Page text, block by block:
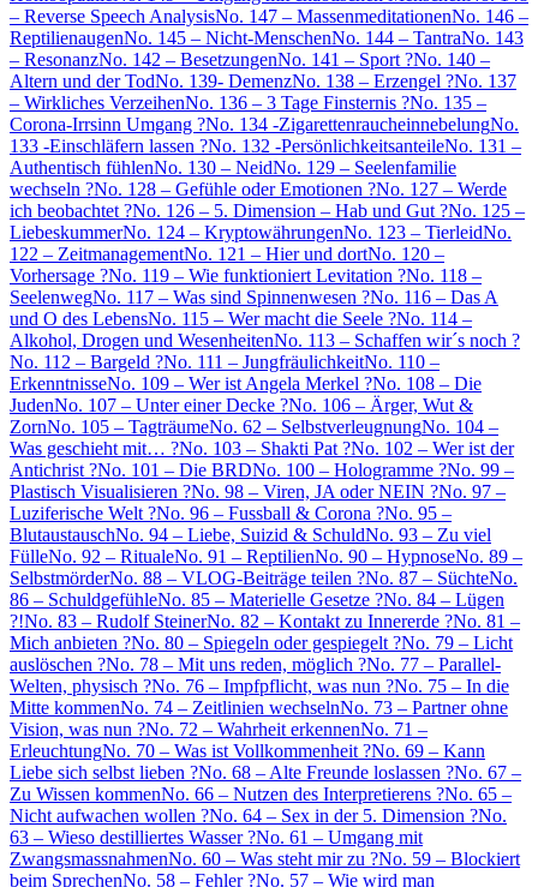
– Reverse Speech AnalysisNo. 147 – MassenmeditationenNo. 146 –
ReptilienaugenNo. 145 – Nicht-MenschenNo. 144 – TantraNo. 143
– ResonanzNo. 142 – BesetzungenNo. 141 – Sport ?No. 140 –
Altern und der TodNo. 139- DemenzNo. 138 – Erzengel ?No. 137
– Wirkliches VerzeihenNo. 136 – 3 Tage Finsternis ?No. 135 –
Corona-Irrsinn Umgang ?No. 134 -ZigarettenraucheinnebelungNo.
133 -Einschläfern lassen ?No. 132 -PersönlichkeitsanteileNo. 131 –
Authentisch fühlenNo. 130 – NeidNo. 129 – Seelenfamilie
wechseln ?No. 128 – Gefühle oder Emotionen ?No. 127 – Werde
ich beobachtet ?No. 126 – 5. Dimension – Hab und Gut ?No. 125 –
LiebeskummerNo. 124 – KryptowährungenNo. 123 – TierleidNo.
122 – ZeitmanagementNo. 121 – Hier und dortNo. 120 –
Vorhersage ?No. 119 – Wie funktioniert Levitation ?No. 118 –
SeelenwegNo. 117 – Was sind Spinnenwesen ?No. 116 – Das A
und O des LebensNo. 115 – Wer macht die Seele ?No. 114 –
Alkohol, Drogen und WesenheitenNo. 113 – Schaffen wir´s noch ?
No. 112 – Bargeld ?No. 111 – JungfräulichkeitNo. 110 –
ErkenntnisseNo. 109 – Wer ist Angela Merkel ?No. 108 – Die
JudenNo. 107 – Unter einer Decke ?No. 106 – Ärger, Wut &
ZornNo. 105 – TagträumeNo. 62 – SelbstverleugnungNo. 104 –
Was geschieht mit… ?No. 103 – Shakti Pat ?No. 102 – Wer ist der
Antichrist ?No. 101 – Die BRDNo. 100 – Hologramme ?No. 99 –
Plastisch Visualisieren ?No. 98 – Viren, JA oder NEIN ?No. 97 –
Luziferische Welt ?No. 96 – Fussball & Corona ?No. 95 –
BlutaustauschNo. 94 – Liebe, Suizid & SchuldNo. 93 – Zu viel
FülleNo. 92 – RitualeNo. 91 – ReptilienNo. 90 – HypnoseNo. 89 –
SelbstmörderNo. 88 – VLOG-Beiträge teilen ?No. 87 – SüchteNo.
86 – SchuldgefühleNo. 85 – Materielle Gesetze ?No. 84 – Lügen
?!No. 83 – Rudolf SteinerNo. 82 – Kontakt zu Innererde ?No. 81 –
Mich anbieten ?No. 80 – Spiegeln oder gespiegelt ?No. 79 – Licht
auslöschen ?No. 78 – Mit uns reden, möglich ?No. 77 – Parallel-
Welten, physisch ?No. 76 – Impfpflicht, was nun ?No. 75 – In die
Mitte kommenNo. 74 – Zeitlinien wechselnNo. 73 – Partner ohne
Vision, was nun ?No. 72 – Wahrheit erkennenNo. 71 –
ErleuchtungNo. 70 – Was ist Vollkommenheit ?No. 69 – Kann
Liebe sich selbst lieben ?No. 68 – Alte Freunde loslassen ?No. 67 –
Zu Wissen kommenNo. 66 – Nutzen des Interpretierens ?No. 65 –
Nicht aufwachen wollen ?No. 64 – Sex in der 5. Dimension ?No.
63 – Wieso destilliertes Wasser ?No. 61 – Umgang mit
ZwangsmassnahmenNo. 60 – Was steht mir zu ?No. 59 – Blockiert
beim SprechenNo. 58 – Fehler ?No. 57 – Wie wird man